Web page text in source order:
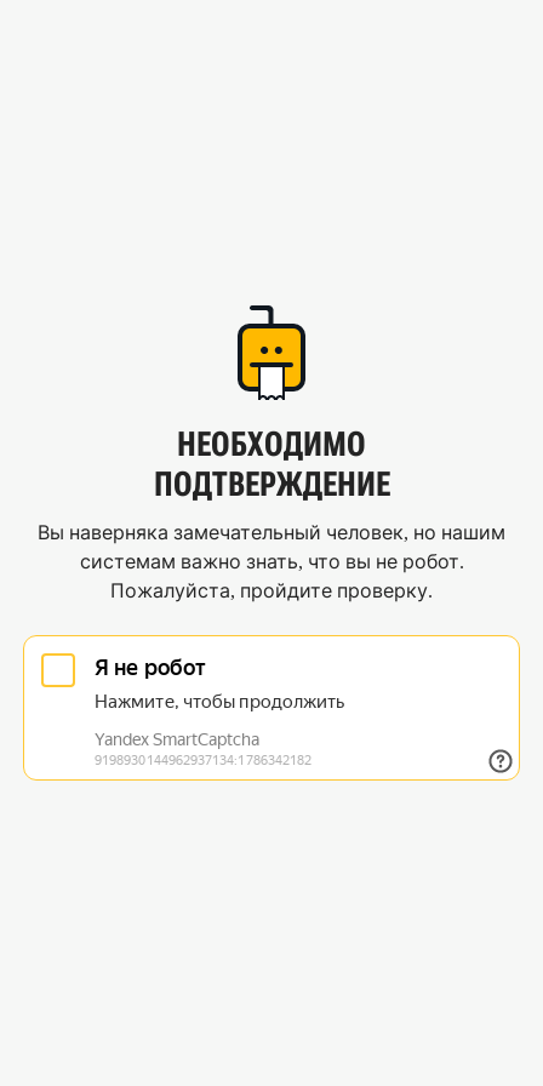
НЕОБХОДИМО
ПОДТВЕРЖДЕНИЕ
Вы наверняка замечательный человек, но нашим
системам важно знать, что вы не робот.
Пожалуйста, пройдите проверку.